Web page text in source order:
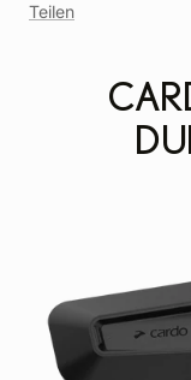
Teilen